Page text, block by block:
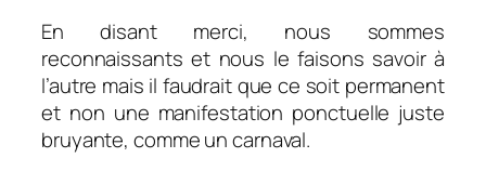
En disant merci, nous sommes
reconnaissants et nous le faisons savoir à
l’autre mais il faudrait que ce soit permanent
et non une manifestation ponctuelle juste
bruyante, comme un carnaval.